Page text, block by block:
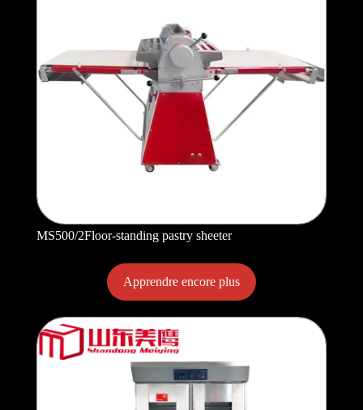
MS500/2Floor-standing pastry sheeter
Apprendre encore plus